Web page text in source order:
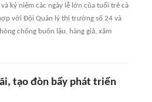
kỷ niệm các ngày lễ lớn của tuổi trẻ cả
với Đội Quản lý thị trường số 24 và
chống buôn lậu, hàng giả, xâm
tạo đòn bẩy phát triển